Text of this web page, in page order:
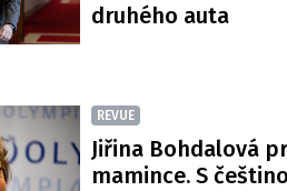
druhého auta
REVUE
Jiřina Bohdalová
mamince. S